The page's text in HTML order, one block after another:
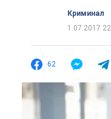
Криминал
1.07.2017
62